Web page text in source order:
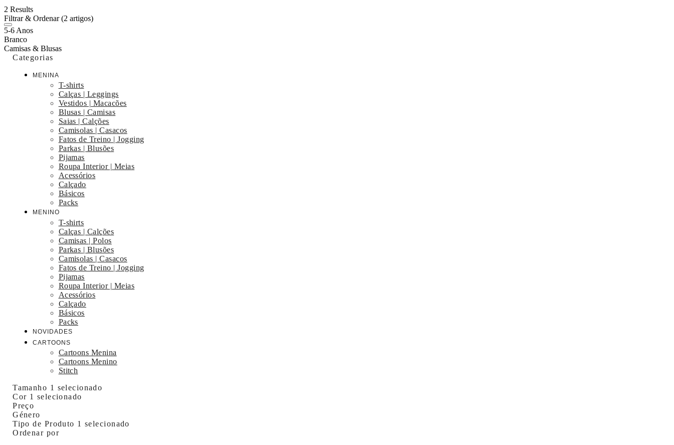
2 Results
Filtrar & Ordenar(2 artigos)
5-6 Anos
Branco
Camisas & Blusas
Categorias
MENINA
T-shirts
Calças | Leggings
Vestidos | Macacões
Blusas | Camisas
Saias | Calções
Camisolas | Casacos
Fatos de Treino | Jogging
Parkas | Blusões
Pijamas
Roupa Interior | Meias
Acessórios
Calçado
Básicos
Packs
MENINO
T-shirts
Calças | Calções
Camisas | Polos
Parkas | Blusões
Camisolas | Casacos
Fatos de Treino | Jogging
Pijamas
Roupa Interior | Meias
Acessórios
Calçado
Básicos
Packs
NOVIDADES
CARTOONS
Cartoons Menina
Cartoons Menino
Stitch
Tamanho 1 selecionado
Cor 1 selecionado
Preço
Género
Tipo de Produto 1 selecionado
Ordenar por